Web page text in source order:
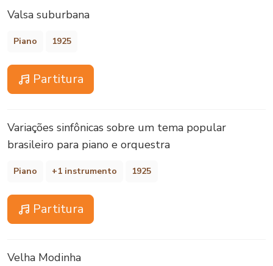
Valsa suburbana
Piano 1925
Partitura
Variações sinfônicas sobre um tema popular
brasileiro para piano e orquestra
Piano +1 instrumento 1925
Partitura
Velha Modinha